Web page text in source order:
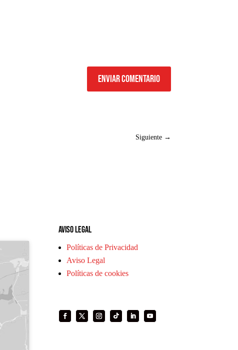
Enviar comentario
Siguiente→
Aviso legal
Políticas de Privacidad
Aviso Legal
Políticas de cookies